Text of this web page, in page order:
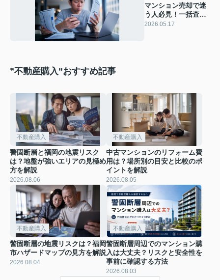
マンション売却で迷
う人必見！一括査定
サイトのメリットと
2026.05.17
”不動産購入”おすすめ記事
不動産購入
警固断層と福岡の地震リスク
は？地盤が強いエリアの見極め
方を解説
2026.08.06
不動産購入
中古マンションのリフォーム費
用は？場所別の目安と比較のポ
イントを解説
2026.08.05
不動産購入
警固断層の地震リスクは？福岡
市ハザードマップの見方を解説
2026.08.04
不動産購入
警固断層周辺でのマンション購
入は大丈夫？リスクと安全性を
事前に確認する方法
2026.08.03